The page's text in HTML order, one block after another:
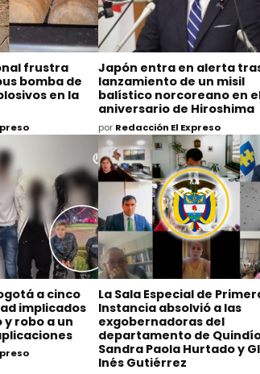
frustra
bomba de
en la
Japón entra en alerta
lanzamiento de un misil
balístico norcoreano en
aniversario de Hiroshima
por Redacción El Expreso
a cinco
implicados
robo a un
La Sala Especial de
Instancia absolvió a las
exgobernadoras del
departamento de
Sandra Paola Hurtado y
Inés Gutiérrez